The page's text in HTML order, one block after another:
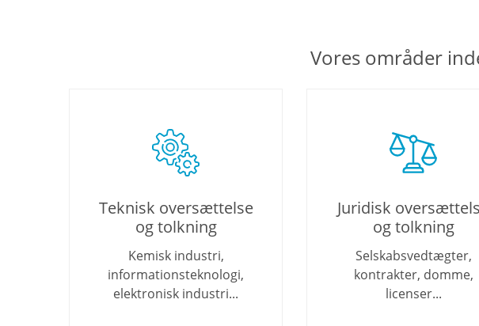
Vores områder
Teknisk oversættelse
og tolkning
Kemisk industri,
informationsteknologi,
elektronisk industri...
Juridisk
og tolkning
Selskabsvedtægter,
kontrakter, domme,
licenser...